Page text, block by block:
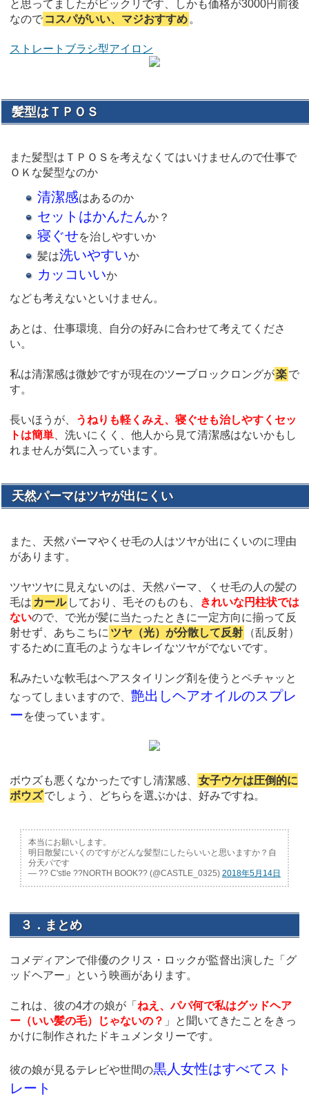
と思ってましたがビックリです、しかも価格が3000円前後
なので コスパがいい、マジおすすめ 。
ストレートブラシ型アイロン
髪型はＴＰＯＳ
また髪型はＴＰＯＳを考えなくてはいけませんので仕事で
ＯＫな髪型なのか
清潔感はあるのか
セットはかんたんか？
寝ぐせを治しやすいか
髪は洗いやすいか
カッコいいか
なども考えないといけません。
あとは、仕事環境、自分の好みに合わせて考えてくださ
い。
私は清潔感は微妙ですが現在のツーブロックロングが楽で
す。
長いほうが、
うねりも軽くみえ、寝ぐせも治しやすくセッ
トは簡単 、洗いにくく、他人から見て清潔感はないかもし
れませんが気に入っています。
天然パーマはツヤが出にくい
また、天然パーマやくせ毛の人はツヤが出にくいのに理由
があります。
ツヤツヤに見えないのは、天然パーマ、くせ毛の人の髪の
毛は カール しており、毛そのものも、
きれいな円柱状では
ないので、で光が髪に当たったときに一定方向に揃って反
射せず、あちこちに ツヤ（光）が分散して反射
（乱反射）
するために直毛のようなキレイなツヤがでないです。
私みたいな軟毛はヘアスタイリング剤を使うとペチャッと
なってしまいますので、 艶出しヘアオイルのスプレ
ーを使っています。
ボウズも悪くなかったですし清潔感、
女子ウケは圧倒的に
ボウズでしょう、どちらを選ぶかは、好みですね。
本当にお願いします。
明日散髪にいくのですがどんな髪型にしたらいいと思いますか？自
分天パです
— ?? C'stle ??NORTH BOOK?? (@CASTLE_0325) 2018年5月14日
３．まとめ
コメディアンで俳優のクリス・ロックが監督出演した「グ
ッドヘアー」という映画があります。
これは、彼の4才の娘が「 ねえ、パパ何で私はグッドヘア
ー（いい髪の毛）じゃないの？ 」と聞いてきたことをきっ
かけに制作されたドキュメンタリーです。
彼の娘が見るテレビや世間の黒人女性はすべてスト
レート